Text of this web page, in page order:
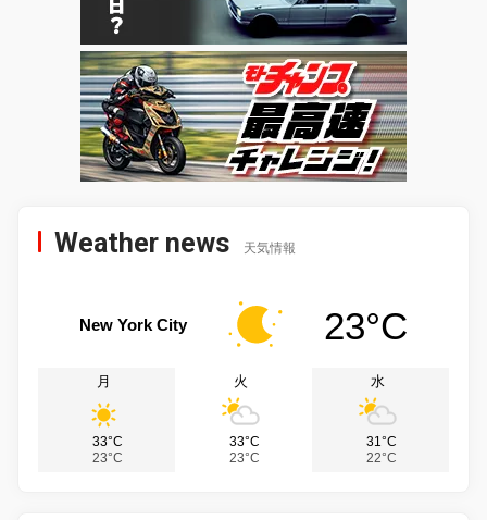
Weather news 天気情報
New York City 23°C
月
33°C
23°C
火
33°C
23°C
水
31°C
22°C